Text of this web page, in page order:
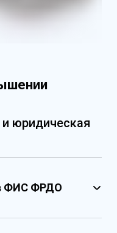
юридическая
ФИС ФРДО